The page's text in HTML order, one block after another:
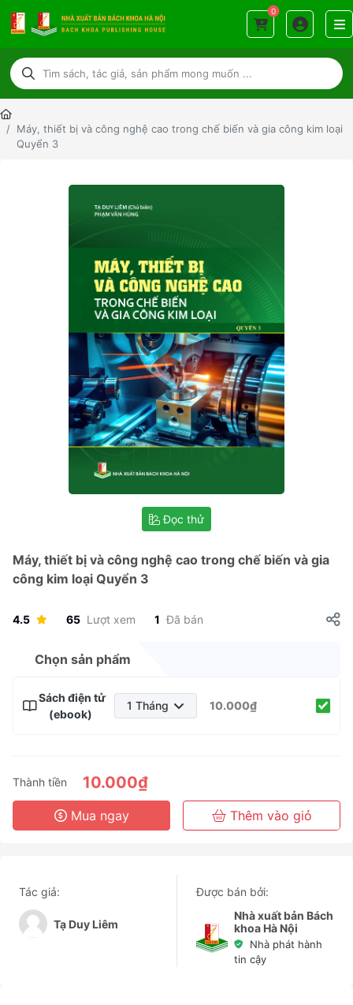
0
Máy, thiết bị và công nghệ cao trong chế biến và gia công kim loại
Quyển 3
Đọc thử
Máy, thiết bị và công nghệ cao trong chế biến và gia
công kim loại Quyển 3
4.5 65 Lượt xem 1 Đã bán
Chọn sản phẩm
Sách điện tử
(ebook)
1 Tháng
6 Tháng
3 Năm
10.000₫
Thành tiền 10.000₫
Mua ngay Thêm vào giỏ
Tác giả:
Tạ Duy Liêm
Được bán bởi:
Nhà xuất bản Bách
khoa Hà Nội
Nhà phát hành
tin cậy